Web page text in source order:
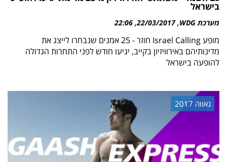
בישראל
מערכת WDG 22/03/2017
22:06
מופע Israel Calling חוזר - 25 אמנים שנבחרו לייצג את
מדינותיהם באירוויזיון בקייב, יגיעו חודש לפני התחרות הגדולה
להופעה בישראל
גאווה 2017